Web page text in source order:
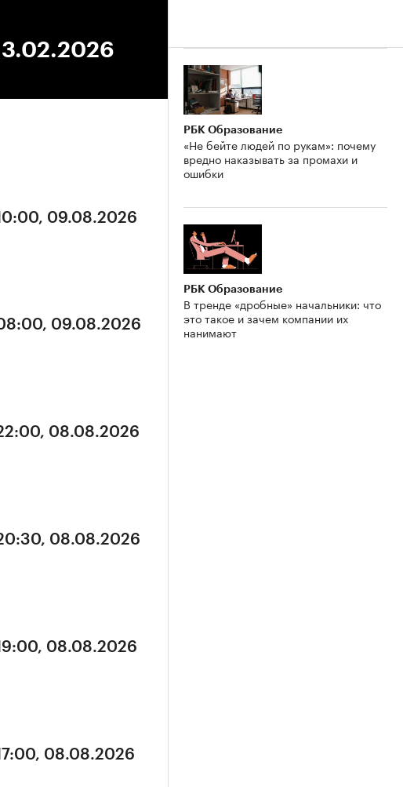
09.08.2026
08:00, 09.08.2026
08.08.2026
08.08.2026
08.08.2026
08.08.2026
РБК Образование
«Не бейте людей по рукам»: почему
вредно наказывать за промахи и
ошибки
РБК Образование
В тренде «дробные» начальники: что
это такое и зачем компании их
нанимают